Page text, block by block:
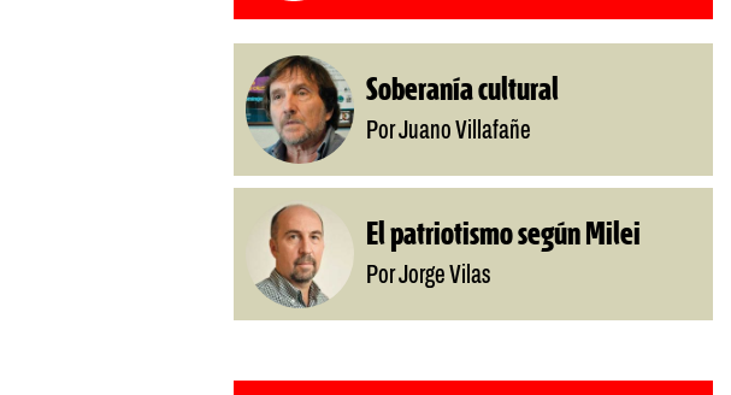
Soberanía cultural
Por Juano Villafañe
El patriotismo según Milei
Por Jorge Vilas